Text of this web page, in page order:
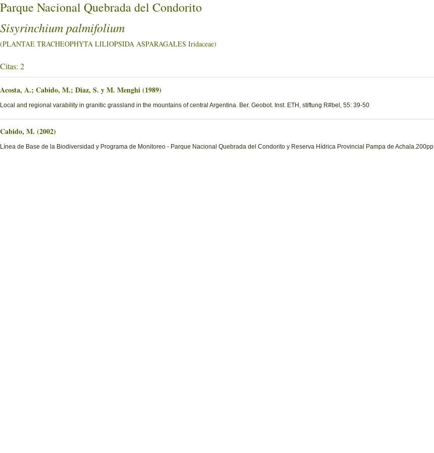
Parque Nacional Quebrada del Condorito
Sisyrinchium palmifolium
(PLANTAE TRACHEOPHYTA LILIOPSIDA ASPARAGALES Iridaceae)
Citas: 2
Acosta, A.; Cabido, M.; Diaz, S. y M. Menghi (1989)
Local and regional varability in granitic grassland in the mountains of central Argentina. Ber. Geobot. Inst. ETH, stiftung R#bel, 55: 39-50
Cabido, M. (2002)
Línea de Base de la Biodiversidad y Programa de Monitoreo - Parque Nacional Quebrada del Condorito y Reserva Hídrica Provincial Pampa de Achala.200pp